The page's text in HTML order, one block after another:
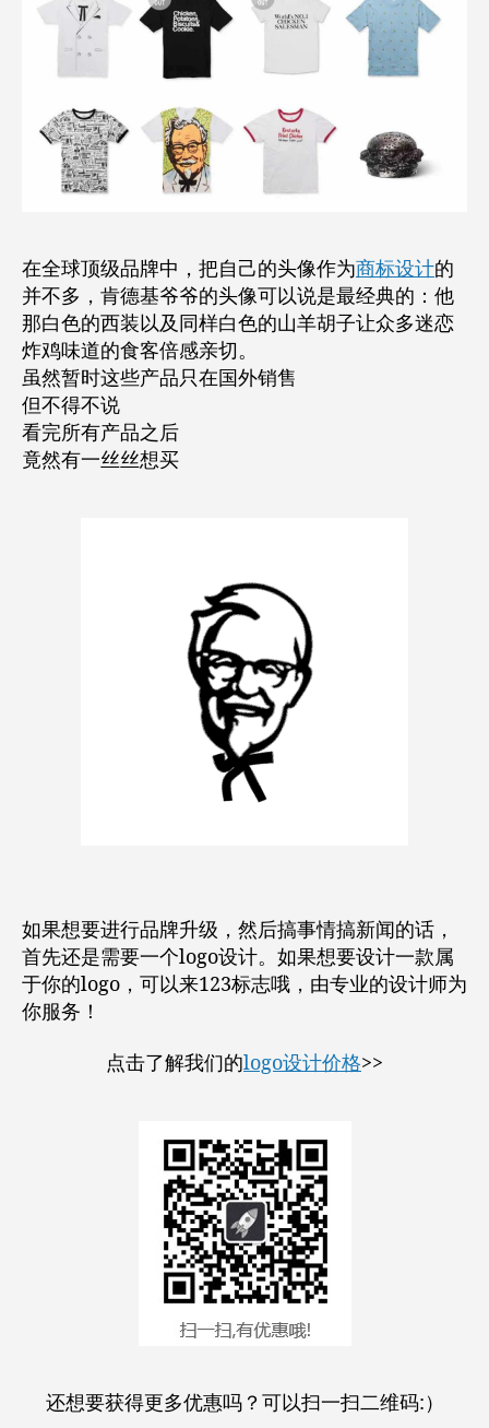
在全球顶级品牌中，把自己的头像作为商标设计的
并不多，肯德基爷爷的头像可以说是最经典的：他
那白色的西装以及同样白色的山羊胡子让众多迷恋
炸鸡味道的食客倍感亲切。
虽然暂时这些产品只在国外销售
但不得不说
看完所有产品之后
竟然有一丝丝想买
如果想要进行品牌升级，然后搞事情搞新闻的话，
首先还是需要一个logo设计。如果想要设计一款属
于你的logo，可以来123标志哦，由专业的设计师为
你服务！
点击了解我们的logo设计价格>>
还想要获得更多优惠吗？可以扫一扫二维码:）